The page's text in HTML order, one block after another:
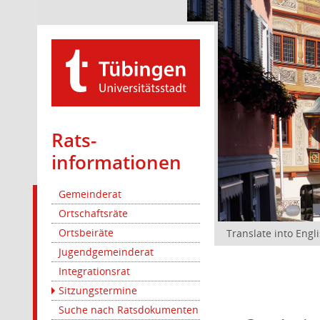
Rats­
informationen
Gemeinderat
Ortschaftsräte
Ortsbeiräte
Jugendgemeinderat
Integrationsrat
Sitzungstermine
Suche nach Ratsdokumenten
Translate into